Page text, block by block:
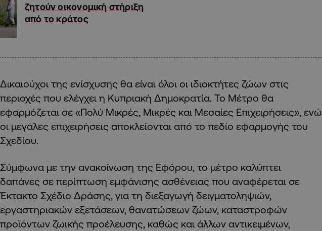
ζητούν οικονομική στήριξη
από το κράτος
Δικαιούχοι της ενίσχυσης θα είναι όλοι οι ιδιοκτήτες ζώων στις
περιοχές που ελέγχει η Κυπριακή Δημοκρατία. Το Μέτρο θα
εφαρμόζεται σε «Πολύ Μικρές, Μικρές και Μεσαίες Επιχειρήσεις», ενώ
οι μεγάλες επιχειρήσεις αποκλείονται από το πεδίο εφαρμογής του
Σχεδίου.
Σύμφωνα με την ανακοίνωση της Εφόρου, το μέτρο καλύπτει
δαπάνες σε περίπτωση εμφάνισης ασθένειας που αναφέρεται σε
Έκτακτο Σχέδιο Δράσης, για τη διεξαγωγή δειγματοληψιών,
εργαστηριακών εξετάσεων, θανατώσεων ζώων, καταστροφών
προϊόντων ζωικής προέλευσης, καθώς και άλλων αντικειμένων,